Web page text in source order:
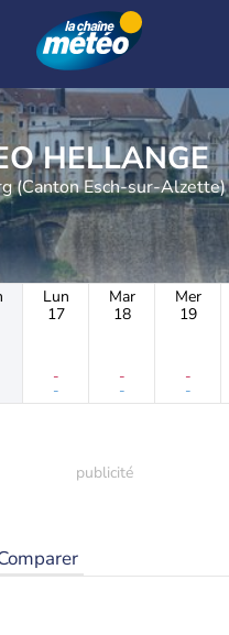
METEO HELLANGE
(Canton Esch-sur-Alzette)
Lun
17
-
-
Mar
18
-
-
Mer
19
-
-